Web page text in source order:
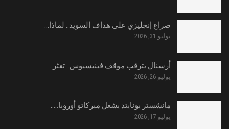
صراع إنجليزي على هداف السويد.. لماذا…
يوليو 31, 2026
أرسنال يترقب موقف فينيسيوس.. تعثر…
يوليو 26, 2026
مانشستر يونايتد يشعل ميركاتو أوروبا..…
يوليو 17, 2026